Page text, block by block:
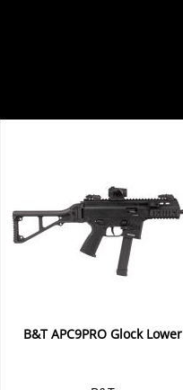
B&T APC9PRO Glock Lower